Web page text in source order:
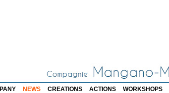
NEWS CREATIONS ACTIONS WORKSHOPS